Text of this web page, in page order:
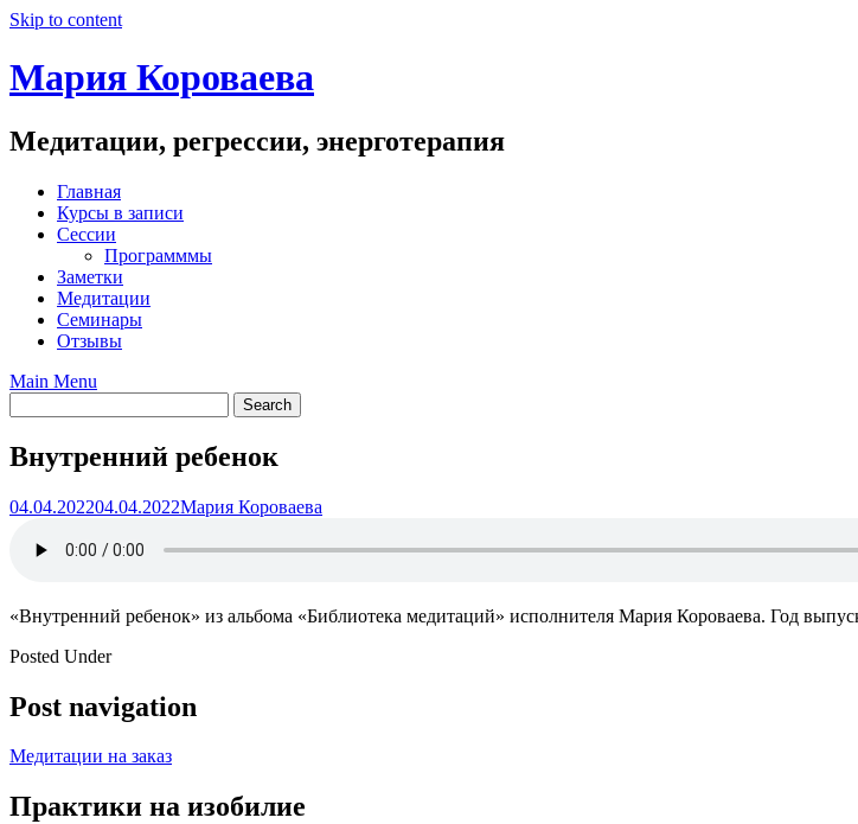
Skip to content
Мария Короваева
Медитации, регрессии, энерготерапия
Главная
Курсы в записи
Сессии
Программмы
Заметки
Медитации
Семинары
Отзывы
Main Menu
Внутренний ребенок
04.04.202204.04.2022Мария Короваева
«Внутренний ребенок» из альбома «Библиотека медитаций» исполнителя Мария Короваева. Год
Posted Under
Post navigation
Медитации на заказ
Практики на изобилие